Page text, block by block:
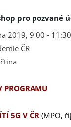
pro pozvané
2019, 9:00 - 11:30
ČR
PROGRAMU
5G V ČR(MPO,